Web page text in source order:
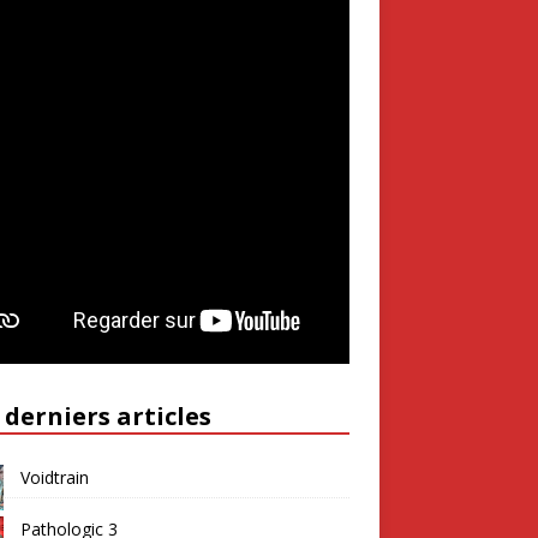
derniers articles
Voidtrain
Pathologic 3